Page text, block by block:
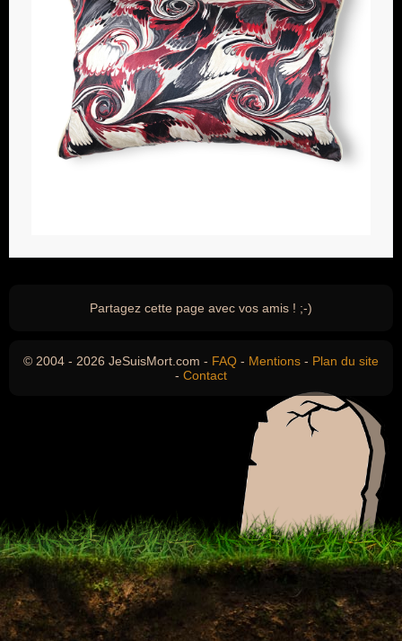
Partagez cette page avec vos amis ! ;-)
© 2004 - 2026 JeSuisMort.com - FAQ - Mentions - Plan du site
- Contact